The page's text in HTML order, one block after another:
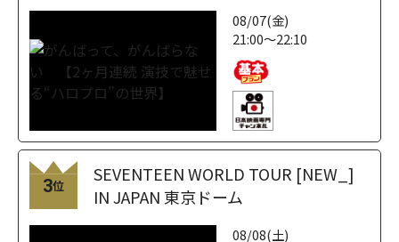
08/07(金)
21:00～22:10
3位
SEVENTEEN WORLD TOUR [NEW_]
IN JAPAN 東京ドーム
08/08(土)